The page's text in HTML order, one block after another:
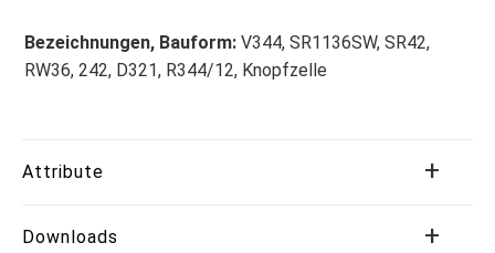
Bezeichnungen, Bauform: V344, SR1136SW, SR42,
RW36, 242, D321, R344/12, Knopfzelle
Attribute
Downloads